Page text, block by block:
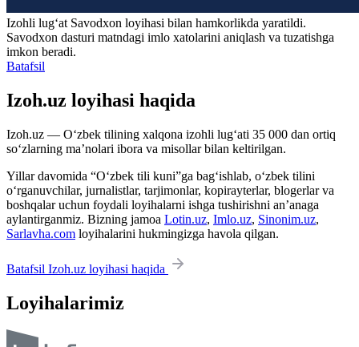
Izohli lugʻat Savodxon loyihasi bilan hamkorlikda yaratildi.
Savodxon dasturi matndagi imlo xatolarini aniqlash va tuzatishga
imkon beradi.
Batafsil
Izoh.uz loyihasi haqida
Izoh.uz — O‘zbek tilining xalqona izohli lug‘ati 35 000 dan ortiq
so‘zlarning ma’nolari ibora va misollar bilan keltirilgan.
Yillar davomida “O‘zbek tili kuni”ga bag‘ishlab, o‘zbek tilini
o‘rganuvchilar, jurnalistlar, tarjimonlar, kopirayterlar, blogerlar va
boshqalar uchun foydali loyihalarni ishga tushirishni an’anaga
aylantirganmiz. Bizning jamoa Lotin.uz, Imlo.uz, Sinonim.uz,
Sarlavha.com loyihalarini hukmingizga havola qilgan.
Batafsil Izoh.uz loyihasi haqida
Loyihalarimiz